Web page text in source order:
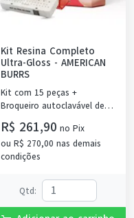
Kit Resina Completo
Ultra-Gloss - AMERICAN
BURRS
Kit com 15 peças +
Broqueiro autoclavável de
75 furos.
R$ 261,90 no Pix
ou R$ 270,00 nas demais
condições
Qtd: